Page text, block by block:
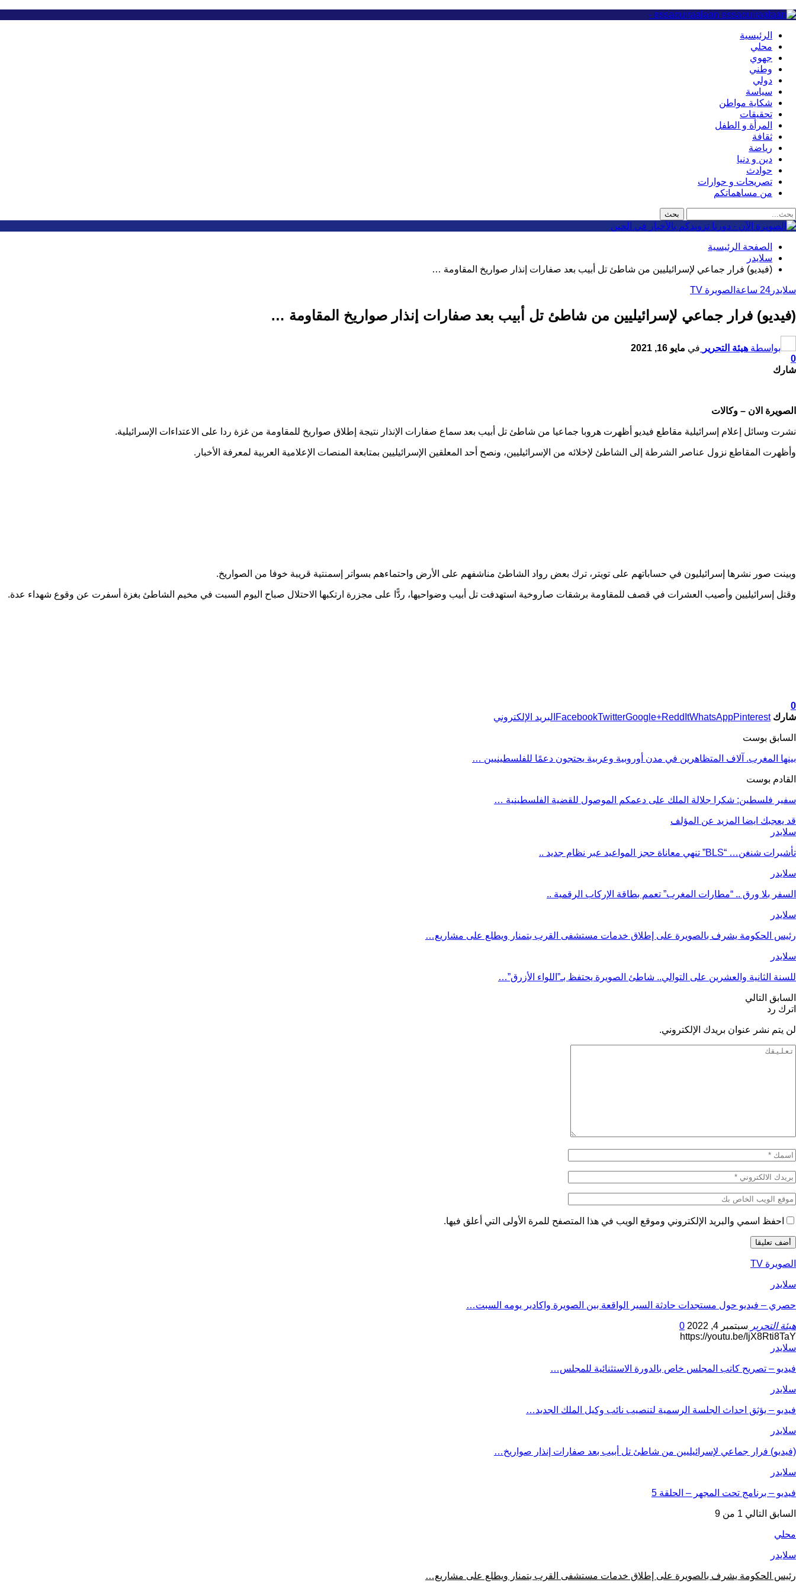
essaouiraalaan -
الرئيسية
محلي
جهوي
وطني
دولي
سياسة
شكاية مواطن
تحقيقات
المرأة و الطفل
ثقافة
رياضة
دين و دنيا
حوادث
تصريحات و حوارات
من مساهماتكم
الصفحة الرئيسية
سلايدر
(فيديو) فرار جماعي لإسرائيليين من شاطئ تل أبيب بعد صفارات إنذار صواريخ المقاومة …
سلايدر 24 ساعة الصويرة TV
(فيديو) فرار جماعي لإسرائيليين من شاطئ تل أبيب بعد صفارات إنذار صواريخ المقاومة …
بواسطة هيئة التحرير في مايو 16, 2021
0
شارك
الصويرة الان – وكالات
نشرت وسائل إعلام إسرائيلية مقاطع فيديو أظهرت هروبا جماعيا من شاطئ تل أبيب بعد سماع صفارات الإنذار نتيجة إطلاق صواريخ للمقاومة من غزة ردا على الاعتداءات الإسرائيلية.
وأظهرت المقاطع نزول عناصر الشرطة إلى الشاطئ لإخلائه من الإسرائيليين، ونصح أحد المعلقين الإسرائيليين بمتابعة المنصات الإعلامية العربية لمعرفة الأخبار.
وبينت صور نشرها إسرائيليون في حساباتهم على تويتر، ترك بعض رواد الشاطئ مناشفهم على الأرض واحتماءهم بسواتر إسمنتية قريبة خوفا من الصواريخ.
وقتل إسرائيليين وأصيب العشرات في قصف للمقاومة برشقات صاروخية استهدفت تل أبيب وضواحيها، ردًّا على مجزرة ارتكبها الاحتلال صباح اليوم السبت في مخيم الشاطئ بغزة أسفرت عن وقوع شهداء عدة.
0
شارك
FacebookTwitterGoogle+ReddItWhatsAppPinterest البريد الإلكتروني
السابق بوست
بينها المغرب. آلاف المتظاهرين في مدن أوروبية وعربية يحتجون دعمًا للفلسطينيين …
القادم بوست
سفير فلسطين: شكرا جلالة الملك على دعمكم الموصول للقضية الفلسطينية …
قد يعجبك ايضا المزيد عن المؤلف
سلايدر
تأشيرات شنغن… “BLS” تنهي معاناة حجز المواعيد عبر نظام جديد ..
سلايدر
السفر بلا ورق .. “مطارات المغرب” تعمم بطاقة الإركاب الرقمية ..
سلايدر
رئيس الحكومة يشرف بالصويرة على إطلاق خدمات مستشفى القرب بتمنار ويطلع على مشاريع…
سلايدر
للسنة الثانية والعشرين على التوالي.. شاطئ الصويرة يحتفظ بـ”اللواء الأزرق”…
السابق التالي
اترك رد
لن يتم نشر عنوان بريدك الإلكتروني.
احفظ اسمي والبريد الإلكتروني وموقع الويب في هذا المتصفح للمرة الأولى التي أعلق فيها.
الصويرة TV
سلايدر
حصري – فيديو حول مستجدات حادثة السير الواقعة بين الصويرة واكادير يومه السبت…
هيئة التحرير سبتمبر 4, 2022
0
https://youtu.be/IjX8Rti8TaY
سلايدر
فيديو – تصريح كاتب المجلس خاص بالدورة الاستثنائية للمجلس…
سلايدر
فيديو – يؤثق احداث الجلسة الرسمية لتنصيب نائب وكيل الملك الجديد…
سلايدر
(فيديو) فرار جماعي لإسرائيليين من شاطئ تل أبيب بعد صفارات إنذار صواريخ…
سلايدر
فيديو – برنامج تحت المجهر – الحلقة 5
السابق التالي 1 من 9
محلي
سلايدر
رئيس الحكومة يشرف بالصويرة على إطلاق خدمات مستشفى القرب بتمنار ويطلع على مشاريع…